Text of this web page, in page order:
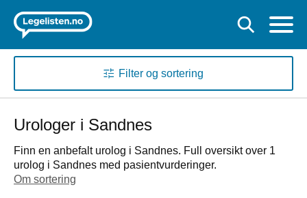
Filter og sortering
Urologer i Sandnes
Finn en anbefalt urolog i Sandnes. Full oversikt over 1
urolog i Sandnes med pasientvurderinger.
Om sortering